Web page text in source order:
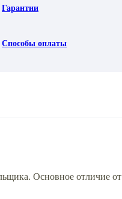
Гарантии
Способы оплаты
Основное отличие от